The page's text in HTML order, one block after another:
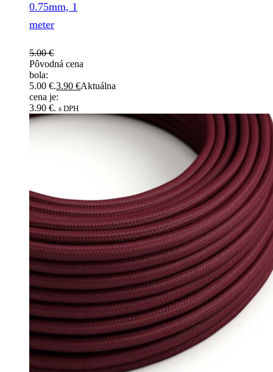
0.75mm, 1
meter
5.00€
Pôvodná cena
bola:
5.00 €.3.90 €Aktuálna
cena je:
3.90 €. s DPH